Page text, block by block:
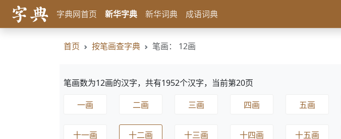
字典网首页 新华字典 新华词典 成语词典
首页 按笔画查字典 笔画： 12画
笔画数为12画的汉字，共有1952个汉字，当前第20页
一画
二画 三画 四画 五画
十一画 十二画 十三画 十四画 十五画